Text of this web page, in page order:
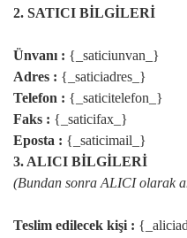
2. SATICI BİLGİLERİ
Ünvanı : {_saticiunvan_}
Adres : {_saticiadres_}
Telefon : {_saticitelefon_}
Faks : {_saticifax_}
Eposta : {_saticimail_}
3. ALICI BİLGİLERİ
(Bundan sonra ALICI olarak
Teslim edilecek kişi :